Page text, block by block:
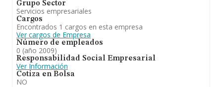
Grupo Sector
Servicios empresariales
Cargos
Encontrados 1 cargos en esta empresa
Ver cargos de Empresa
Número de empleados
0 (año 2009)
Responsabilidad Social Empresarial
Ver Información
Cotiza en Bolsa
NO